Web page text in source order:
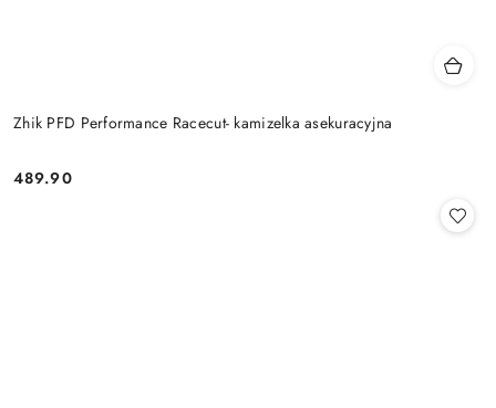
Zhik PFD Performance Racecut- kamizelka asekuracyjna
Cena:
489.90